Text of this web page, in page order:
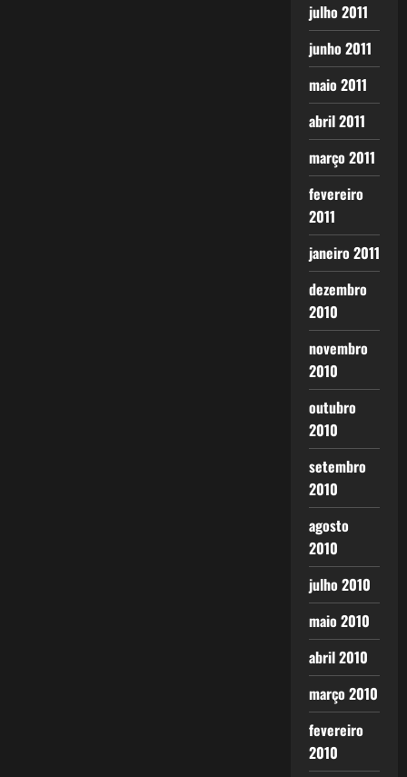
julho 2011
junho 2011
maio 2011
abril 2011
março 2011
fevereiro
2011
janeiro 2011
dezembro
2010
novembro
2010
outubro
2010
setembro
2010
agosto
2010
julho 2010
maio 2010
abril 2010
março 2010
fevereiro
2010